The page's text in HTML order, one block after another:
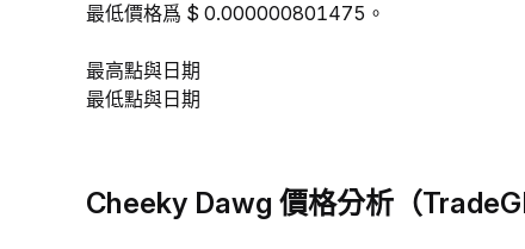
最低價格爲 $ 0.000000801475。
最高點與日期
最低點與日期
Cheeky Dawg 價格分析（